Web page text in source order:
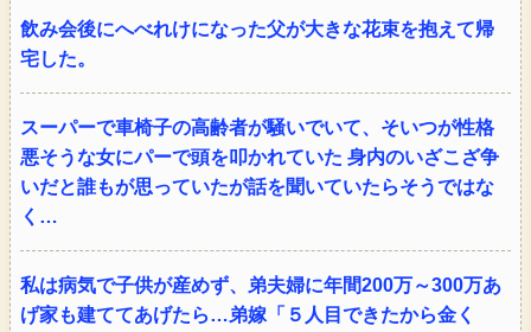
飲み会後にへべれけになった父が大きな花束を抱えて帰
宅した。
スーパーで車椅子の高齢者が騒いでいて、そいつが性格
悪そうな女にパーで頭を叩かれていた 身内のいざこざ争
いだと誰もが思っていたが話を聞いていたらそうではな
く…
私は病気で子供が産めず、弟夫婦に年間200万～300万あ
げ家も建ててあげたら…弟嫁「５人目できたから金く